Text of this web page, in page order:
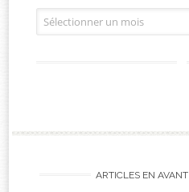
Archives
ARTICLES EN AVANT